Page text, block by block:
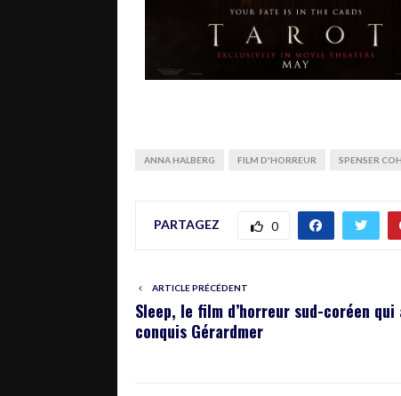
ANNA HALBERG FILM D'HORREUR SPENSER
PARTAGEZ 0
ARTICLE PRÉCÉDENT
Sleep, le film d’horreur sud-coréen qui
conquis Gérardmer